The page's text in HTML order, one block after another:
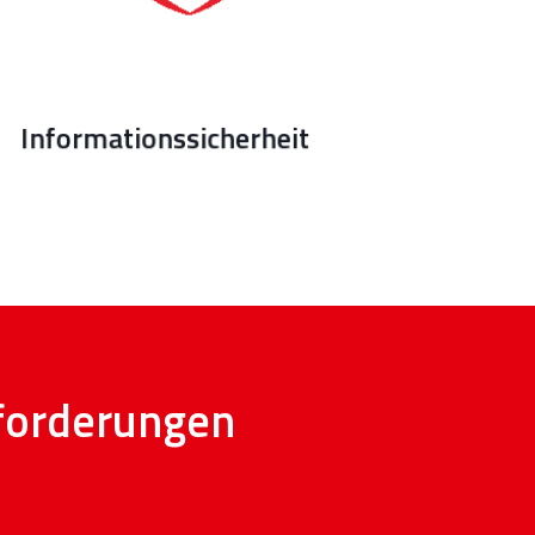
Informationssicherheit
Notfallmanagement: